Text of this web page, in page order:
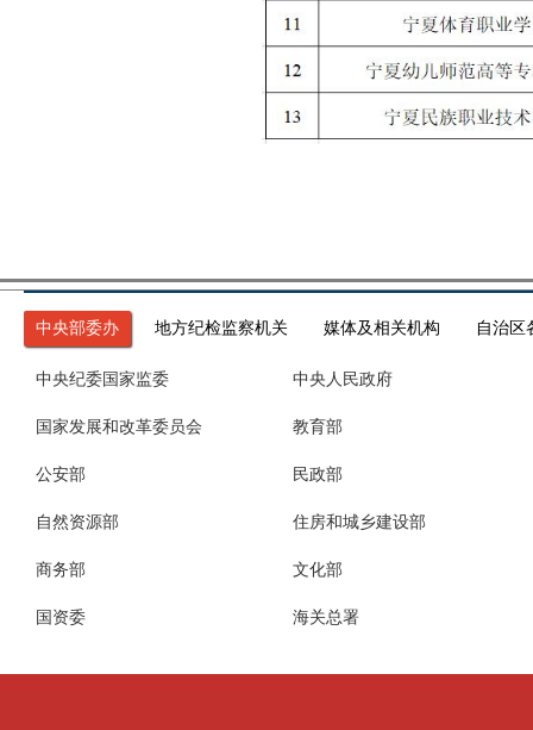
中央部委办 地方纪检监察机关 媒体及相关机构 自治区
中央纪委国家监委 中央人民政府
国家发展和改革委员会 教育部
公安部 民政部
自然资源部 住房和城乡建设部
商务部 文化部
国资委 海关总署